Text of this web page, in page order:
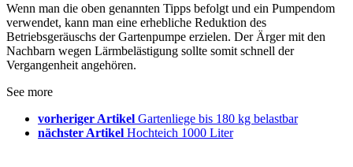
Wenn man die oben genannten Tipps befolgt und ein Pumpendom
verwendet, kann man eine erhebliche Reduktion des
Betriebsgeräuschs der Gartenpumpe erzielen. Der Ärger mit den
Nachbarn wegen Lärmbelästigung sollte somit schnell der
Vergangenheit angehören.
See more
vorheriger Artikel Gartenliege bis 180 kg belastbar
nächster Artikel Hochteich 1000 Liter